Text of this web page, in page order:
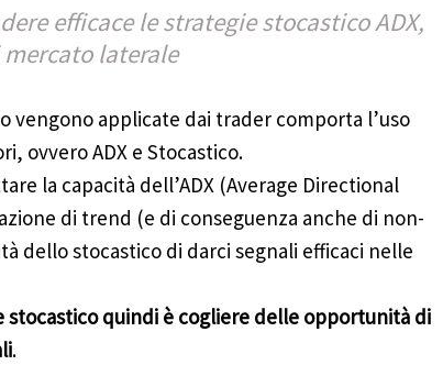
efficace le strategie stocastico ADX,
laterale
vengono applicate dai trader comporta l’uso
ovvero ADX e Stocastico.
la capacità dell’ADX (Average Directional
di trend (e di conseguenza anche di non-
dello stocastico di darci segnali efficaci nelle
stocastico quindi è cogliere delle opportunità di
.